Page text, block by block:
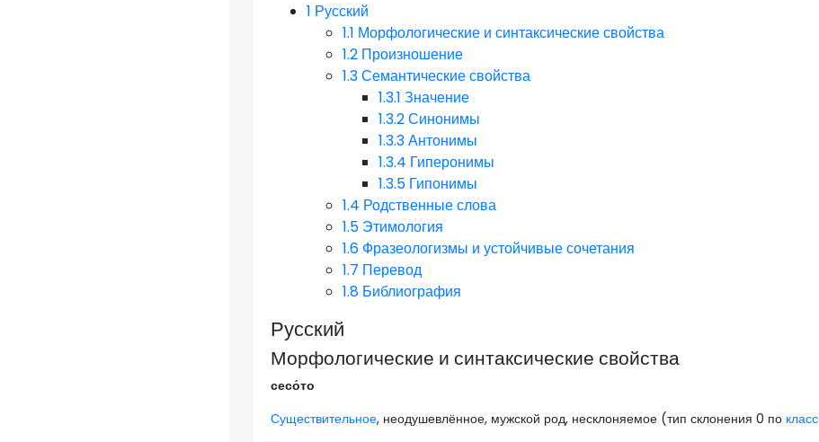
1 Русский
1.1 Морфологические и синтаксические свойства
1.2 Произношение
1.3Семантические свойства
1.3.1 Значение
1.3.2Синонимы
1.3.3Антонимы
1.3.4 Гиперонимы
1.3.5 Гипонимы
1.4 Родственные слова
1.5 Этимология
1.6 Фразеологизмы и устойчивые сочетания
1.7 Перевод
1.8 Библиография
Русский
Морфологические и синтаксические свойства
сесо́то
Существительное, неодушевлённое, мужской род, несклоняемое (тип склонения 0 по